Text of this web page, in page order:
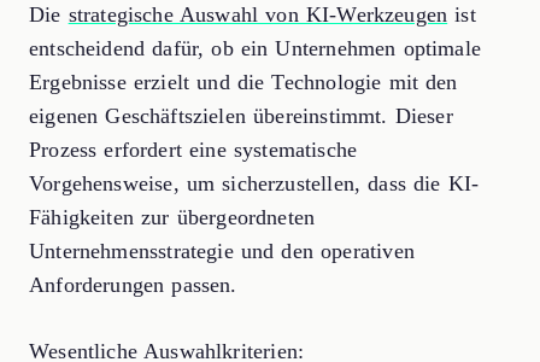
Die strategische Auswahl von KI-Werkzeugen ist
entscheidend dafür, ob ein Unternehmen optimale
Ergebnisse erzielt und die Technologie mit den
eigenen Geschäftszielen übereinstimmt. Dieser
Prozess erfordert eine systematische
Vorgehensweise, um sicherzustellen, dass die KI-
Fähigkeiten zur übergeordneten
Unternehmensstrategie und den operativen
Anforderungen passen.
Wesentliche Auswahlkriterien: